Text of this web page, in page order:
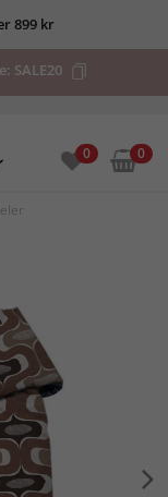
899 kr
SALE20
0 0